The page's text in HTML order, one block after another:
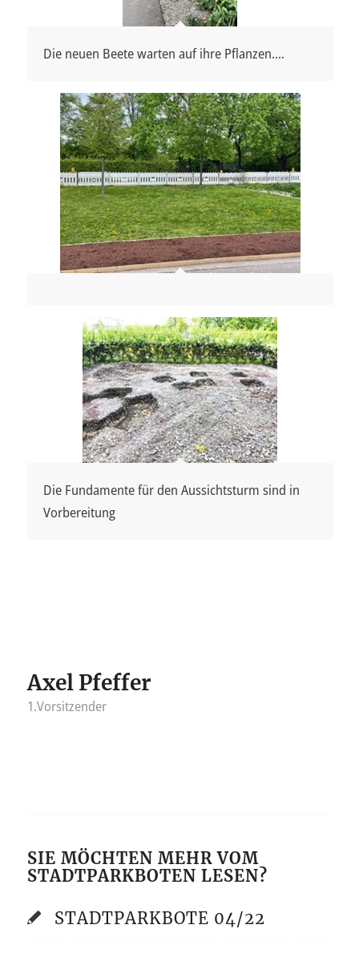
Die neuen Beete warten auf ihre Pflanzen....
Die Fundamente für den Aussichtsturm sind in
Vorbereitung
Axel Pfeffer
1.Vorsitzender
SIE MÖCHTEN MEHR VOM
STADTPARKBOTEN LESEN?
STADTPARKBOTE 04/22